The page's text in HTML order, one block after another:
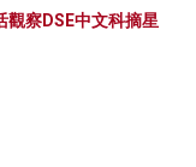
觀察DSE中文科摘星